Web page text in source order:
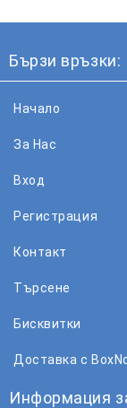
Бързи връзки:
Начало
За Нас
Вход
Регистрация
Контакт
Търсене
Бисквитки
Доставка с
Информация